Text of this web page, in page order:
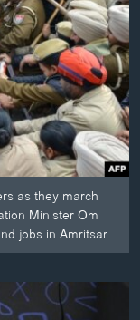
as they march
Minister Om
jobs in Amritsar.